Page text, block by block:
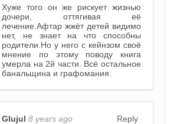
Хуже того он же рискует жизнью
дочери, оттягивая её
лечение.Афтар жжёт детей видимо
нет, не знает на что способны
родители.Но у него с кейнзом своё
мнение по этому поводу книга
умерла на 2й части. Всё остальное
банальщина и графомания.
Reply
Glujul 8 years ago